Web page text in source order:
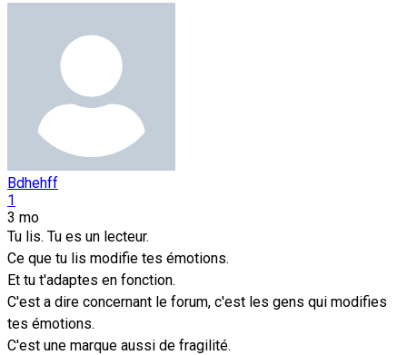
Bdhehff
1
3 mo
Tu lis. Tu es un lecteur.
Ce que tu lis modifie tes émotions.
Et tu t'adaptes en fonction.
C'est a dire concernant le forum, c'est les gens qui modifies
tes émotions.
C'est une marque aussi de fragilité.